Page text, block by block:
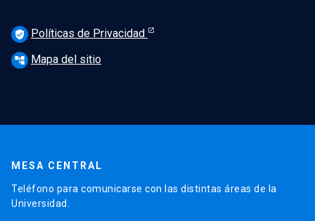
verified_user Políticas de Privacidad
account_tree Mapa del sitio
MESA CENTRAL
Teléfono para comunicarse con las distintas áreas de la
Universidad.